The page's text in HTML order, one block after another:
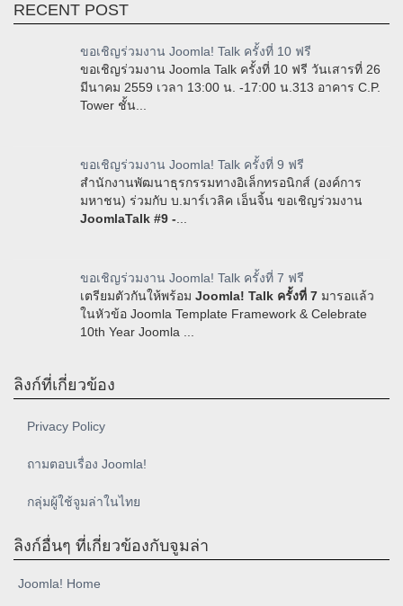
RECENT POST
ขอเชิญร่วมงาน Joomla! Talk ครั้งที่ 10 ฟรี
ขอเชิญร่วมงาน Joomla Talk ครั้งที่ 10 ฟรี วันเสารที่ 26
มีนาคม 2559 เวลา 13:00 น. -17:00 น.313 อาคาร C.P.
Tower ชั้น...
ขอเชิญร่วมงาน Joomla! Talk ครั้งที่ 9 ฟรี
สำนักงานพัฒนาธุรกรรมทางอิเล็กทรอนิกส์ (องค์การ
มหาชน) ร่วมกับ บ.มาร์เวลิค เอ็นจิ้น ขอเชิญร่วมงาน
JoomlaTalk #9 -
ขอเชิญร่วมงาน Joomla! Talk ครั้งที่ 7 ฟรี
เตรียมตัวกันให้พร้อม Joomla! Talk ครั้งที่ 7 มารอแล้ว
ในหัวข้อ Joomla Template Framework & Celebrate
10th Year Joomla ...
ลิงก์ที่เกี่ยวข้อง
Privacy Policy
ถามตอบเรื่อง Joomla!
กลุ่มผู้ใช้จูมล่าในไทย
ลิงก์อื่นๆ ที่เกี่ยวข้องกับจูมล่า
Joomla! Home